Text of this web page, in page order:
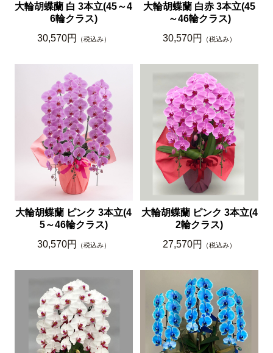
大輪胡蝶蘭 白 3本立(45～4
6輪クラス)
30,570円
（税込み）
大輪胡蝶蘭 白赤 3本立(45
～46輪クラス)
30,570円
（税込み）
大輪胡蝶蘭 ピンク 3本立(4
5～46輪クラス)
30,570円
（税込み）
大輪胡蝶蘭 ピンク 3本立(4
2輪クラス)
27,570円
（税込み）